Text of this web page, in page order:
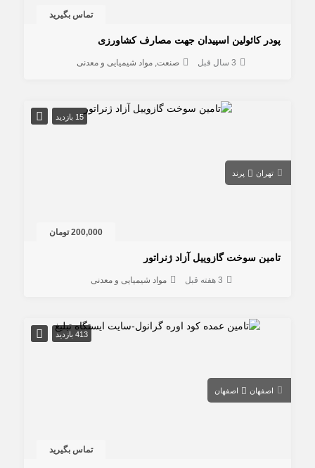
تماس بگیرید
پودر کائولین اسپیدان جهت مصارف کشاورزی
3 سال قبل صنعت مواد شیمیایی و معدنی
15 بازدید
تهران پرند
200,000 تومان
تامین سوخت گازوییل آزاد ژنراتور
3 هفته قبل مواد شیمیایی و معدنی
413 بازدید
اصفهان اصفهان
تماس بگیرید